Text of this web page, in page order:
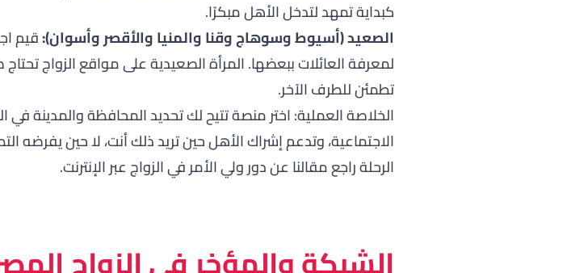
كبداية تمهد لتدخل الأهل مبكرًا.
الصعيد (أسيوط وسوهاج وقنا والمنيا والأقصر وأسوان):قيم
لمعرفة العائلات ببعضها. المرأة الصعيدية على مواقع الزواج
تطمئن للطرف الآخر.
الخلاصة العملية: اختر منصة تتيح لك تحديد المحافظة والمدينة
الاجتماعية، وتدعم إشراك الأهل حين تريد ذلك أنت، لا حين
الرحلة راجع مقالنا عندور ولي الأمر في الزواج عبر الإنترنت.